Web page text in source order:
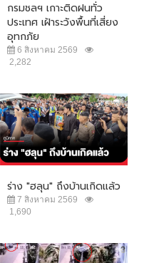
กรมชลฯ เกาะติดฝนทั่ว
ประเทศ เฝ้าระวังพื้นที่เสี่ยง
อุทกภัย
6 สิงหาคม 2569
2,282
ร่าง "ฮลุน" ถึงบ้านเกิดแล้ว
7 สิงหาคม 2569
1,690